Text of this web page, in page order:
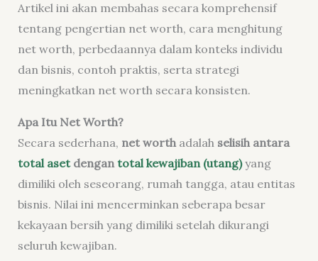
Artikel ini akan membahas secara komprehensif
tentang pengertian net worth, cara menghitung
net worth, perbedaannya dalam konteks individu
dan bisnis, contoh praktis, serta strategi
meningkatkan net worth secara konsisten.
Apa Itu Net Worth?
Secara sederhana, net worthadalah selisih antara
total asetdengantotal kewajiban (utang)yang
dimiliki oleh seseorang, rumah tangga, atau entitas
bisnis. Nilai ini mencerminkan seberapa besar
kekayaan bersih yang dimiliki setelah dikurangi
seluruh kewajiban.